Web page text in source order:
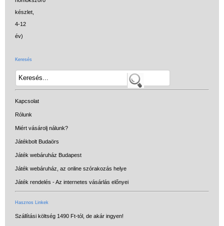
Keresés
Kapcsolat
Rólunk
Miért vásárolj nálunk?
Játékbolt Budaörs
Játék webáruház Budapest
Játék webáruház, az online szórakozás helye
Játék rendelés - Az internetes vásárlás előnyei
Hasznos Linkek
Szállítási költség 1490 Ft-tól, de akár ingyen!